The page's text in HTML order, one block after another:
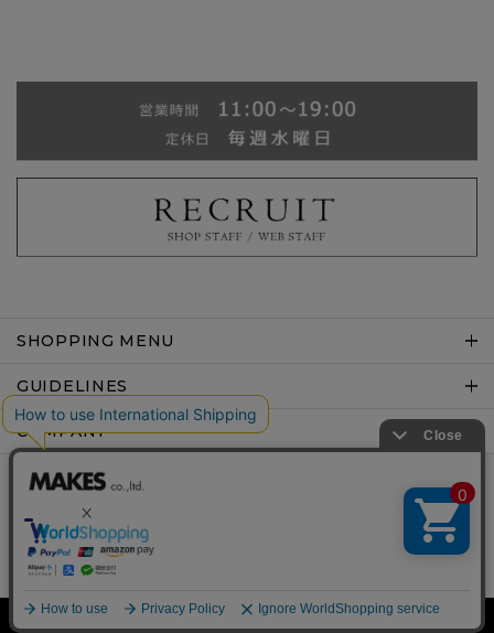
SHOPPING MENU
GUIDELINES
COMPANY
Copyright © MAKES co.,ltd .All rights reserved